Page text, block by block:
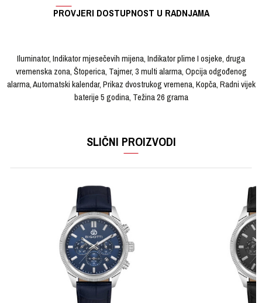
PROVJERI DOSTUPNOST U RADNJAMA
Iluminator, Indikator mjesečevih mijena, Indikator plime I osjeke, druga
vremenska zona, Štoperica, Tajmer, 3 multi alarma, Opcija odgođenog
alarma, Automatski kalendar, Prikaz dvostrukog vremena, Kopča, Radni vijek
baterije 5 godina, Težina 26 grama
Ručni sat
Materijal sata
Materijal narukvice
SLIČNI PROIZVODI